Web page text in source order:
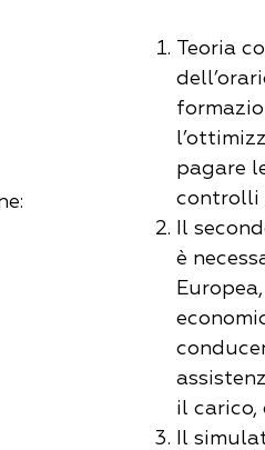
Teoria
pagare
controlli
Il
è
il carico,
Il